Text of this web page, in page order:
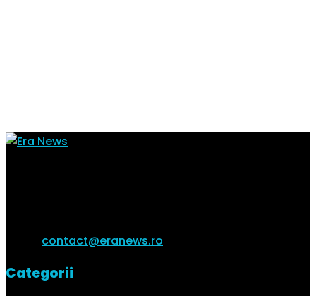
contact@eranews.ro
Categorii